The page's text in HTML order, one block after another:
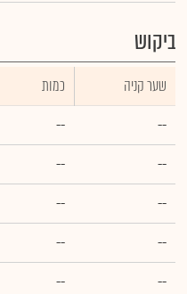
ביקוש
שער קניה כמות
--
--
--
--
--
--
--
--
--
--